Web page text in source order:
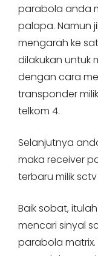
parabola anda
palapa. Namun
mengarah ke
dilakukan untuk
dengan cara
transponder
telkom 4.
Selanjutnya
maka receiver
terbaru milik
Baik sobat,
mencari sinyal
parabola